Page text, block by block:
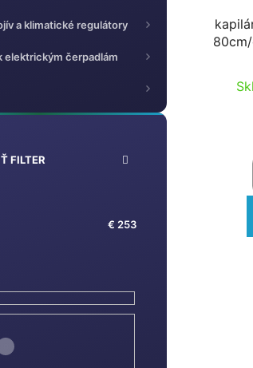
a klimatické regulátory
elektrickým čerpadlám
FILTER
€ 253